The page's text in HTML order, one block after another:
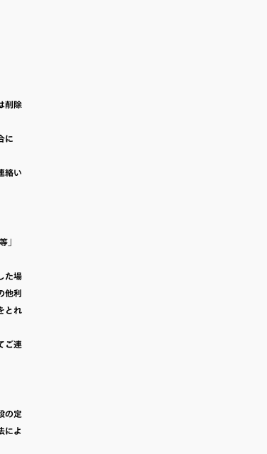
削除
に
絡い
」
た場
他利
とれ
ご連
の定
によ